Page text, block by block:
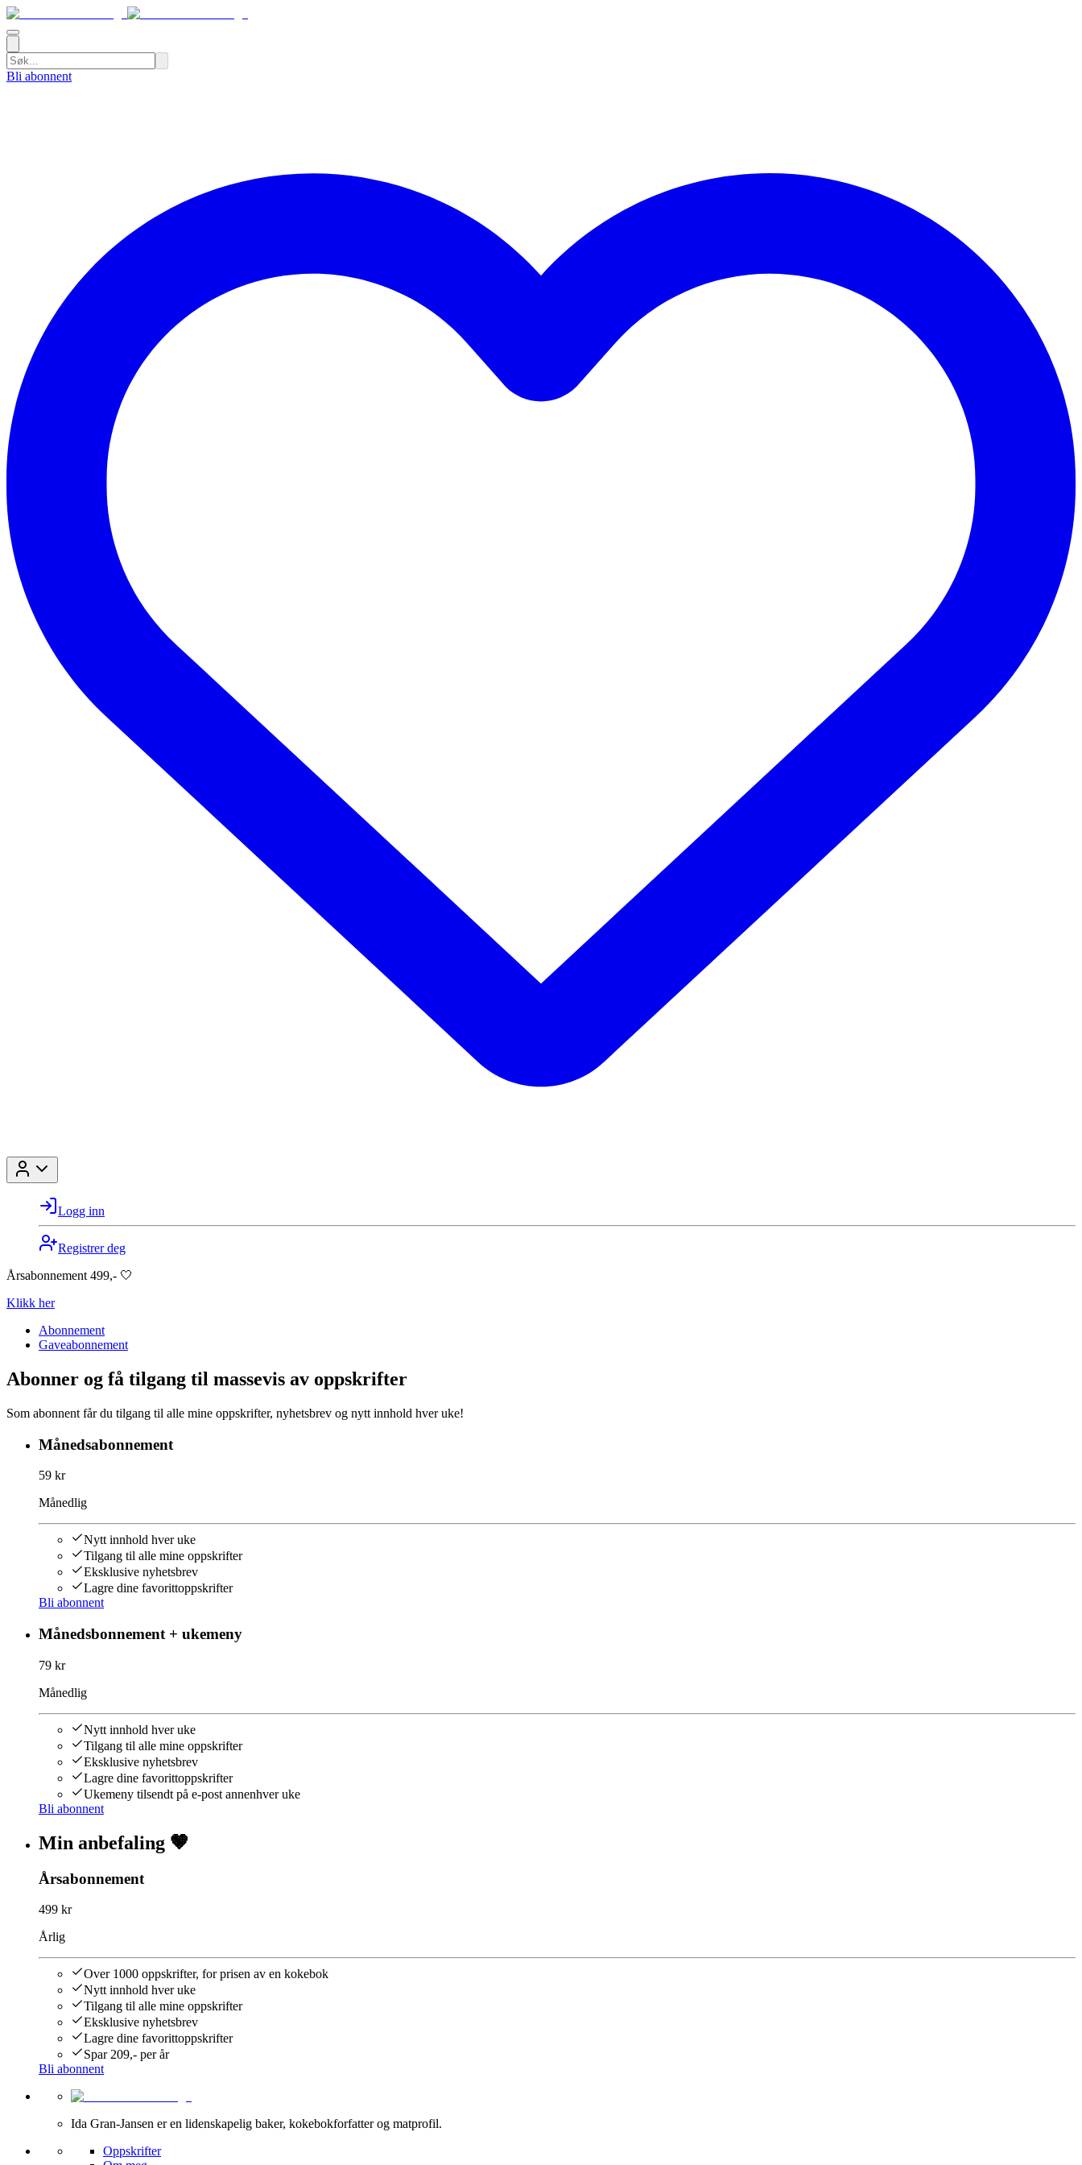
Bli abonnent
Logg inn
Registrer deg
Årsabonnement 499,- 🤍
Klikk her
Abonnement
Gaveabonnement
Abonner og få tilgang til massevis av oppskrifter
Som abonnent får du tilgang til alle mine oppskrifter, nyhetsbrev og nytt innhold hver uke!
Månedsabonnement
59 kr
Månedlig
Nytt innhold hver uke
Tilgang til alle mine oppskrifter
Eksklusive nyhetsbrev
Lagre dine favorittoppskrifter
Bli abonnent
Månedsbonnement + ukemeny
79 kr
Månedlig
Nytt innhold hver uke
Tilgang til alle mine oppskrifter
Eksklusive nyhetsbrev
Lagre dine favorittoppskrifter
Ukemeny tilsendt på e-post annenhver uke
Bli abonnent
Min anbefaling 🤎
Årsabonnement
499 kr
Årlig
Over 1000 oppskrifter, for prisen av en kokebok
Nytt innhold hver uke
Tilgang til alle mine oppskrifter
Eksklusive nyhetsbrev
Lagre dine favorittoppskrifter
Spar 209,- per år
Bli abonnent
Ida Gran-Jansen er en lidenskapelig baker, kokebokforfatter og matprofil.
Oppskrifter